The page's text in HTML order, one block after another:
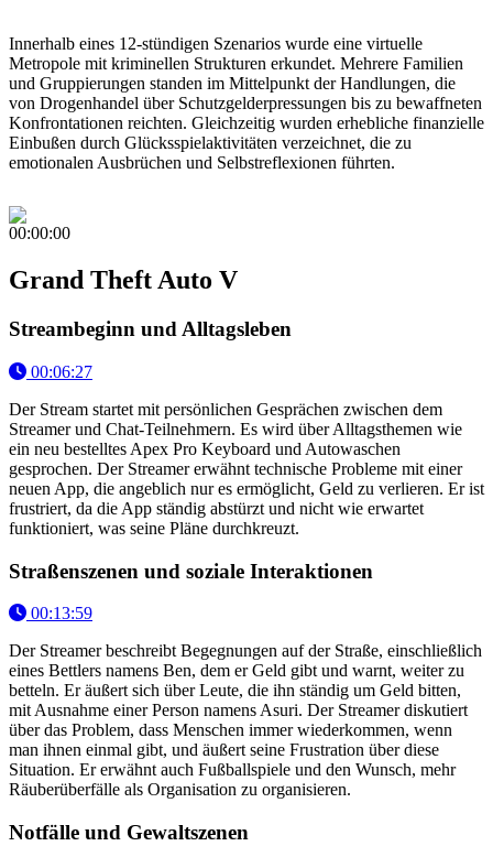
Innerhalb eines 12-stündigen Szenarios wurde eine virtuelle
Metropole mit kriminellen Strukturen erkundet. Mehrere Familien
und Gruppierungen standen im Mittelpunkt der Handlungen, die
von Drogenhandel über Schutzgelderpressungen bis zu bewaffneten
Konfrontationen reichten. Gleichzeitig wurden erhebliche finanzielle
Einbußen durch Glücksspielaktivitäten verzeichnet, die zu
emotionalen Ausbrüchen und Selbstreflexionen führten.
00:00:00
Grand Theft Auto V
Streambeginn und Alltagsleben
00:06:27
Der Stream startet mit persönlichen Gesprächen zwischen dem
Streamer und Chat-Teilnehmern. Es wird über Alltagsthemen wie
ein neu bestelltes Apex Pro Keyboard und Autowaschen
gesprochen. Der Streamer erwähnt technische Probleme mit einer
neuen App, die angeblich nur es ermöglicht, Geld zu verlieren. Er ist
frustriert, da die App ständig abstürzt und nicht wie erwartet
funktioniert, was seine Pläne durchkreuzt.
Straßenszenen und soziale Interaktionen
00:13:59
Der Streamer beschreibt Begegnungen auf der Straße, einschließlich
eines Bettlers namens Ben, dem er Geld gibt und warnt, weiter zu
betteln. Er äußert sich über Leute, die ihn ständig um Geld bitten,
mit Ausnahme einer Person namens Asuri. Der Streamer diskutiert
über das Problem, dass Menschen immer wiederkommen, wenn
man ihnen einmal gibt, und äußert seine Frustration über diese
Situation. Er erwähnt auch Fußballspiele und den Wunsch, mehr
Räuberüberfälle als Organisation zu organisieren.
Notfälle und Gewaltszenen